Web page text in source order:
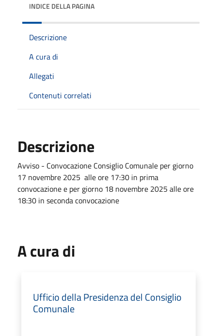
INDICE DELLA PAGINA
Descrizione
A cura di
Allegati
Contenuti correlati
Descrizione
Avviso - Convocazione Consiglio Comunale per giorno
17 novembre 2025 alle ore 17:30 in prima
convocazione e per giorno 18 novembre 2025 alle ore
18:30 in seconda convocazione
A cura di
Ufficio della Presidenza del Consiglio
Comunale